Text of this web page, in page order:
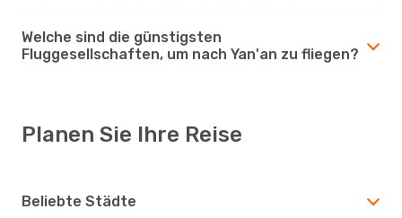
Welche sind die günstigsten
Fluggesellschaften, um nach Yan'an zu fliegen?
Planen Sie Ihre Reise
Beliebte Städte